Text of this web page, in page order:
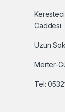
Caddesi
Uzun
Merter-
Tel: